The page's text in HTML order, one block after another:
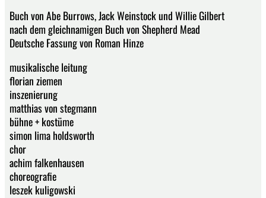
Buch von Abe Burrows, Jack Weinstock und Willie Gilbert
nach dem gleichnamigen Buch von Shepherd Mead
Deutsche Fassung von Roman Hinze
musikalische leitung
florian ziemen
inszenierung
matthias von stegmann
bühne + kostüme
simon lima holdsworth
chor
achim falkenhausen
choreografie
leszek kuligowski